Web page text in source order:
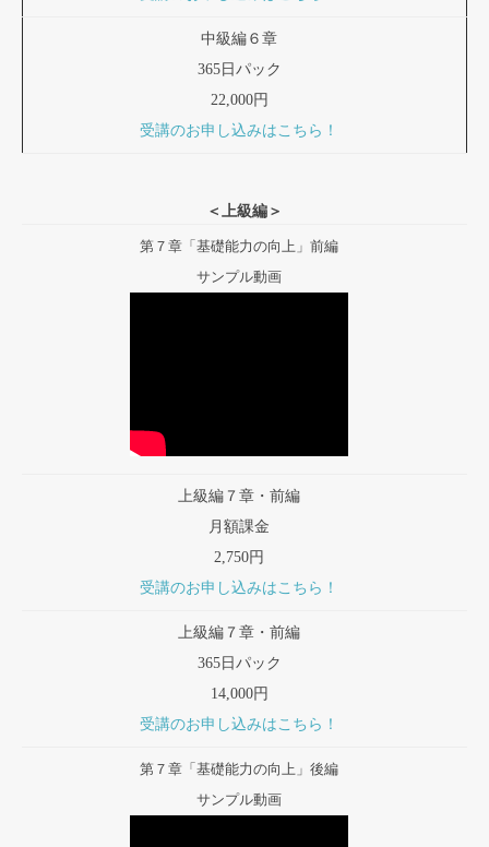
中級編６章
365日パック
22,000円
受講のお申し込みはこちら！
＜上級編＞
第７章「基礎能力の向上」前編
サンプル動画
上級編７章・前編
月額課金
2,750円
受講のお申し込みはこちら！
上級編７章・前編
365日パック
14,000円
受講のお申し込みはこちら！
第７章「基礎能力の向上」後編
サンプル動画